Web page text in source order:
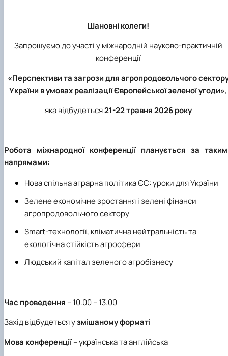
Шановні колеги!
Запрошуємо до участі у міжнародній науково-практичній
конференції
«Перспективи та загрози для агропродовольчого
України в умовах реалізації Європейської зеленої угоди»,
яка відбудеться21-22 травня 2026 року
Робота міжнародної конференції планується за
напрямами:
Нова спільна аграрна політика ЄС: уроки для України
Зелене економічне зростання і зелені фінанси
агропродовольчого сектору
Smart-технології, кліматична нейтральність та
екологічна стійкість агросфери
Людський капітал зеленого агробізнесу
Час проведення – 10.00 – 13.00
Захід відбудеться узмішаному форматі
Мова конференції– українська та англійська